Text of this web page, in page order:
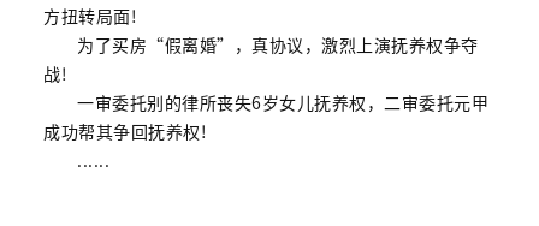
方扭转局面!
为了买房“假离婚”，真协议，激烈上演抚养权争夺
战!
一审委托别的律所丧失6岁女儿抚养权，二审委托元甲
成功帮其争回抚养权!
......